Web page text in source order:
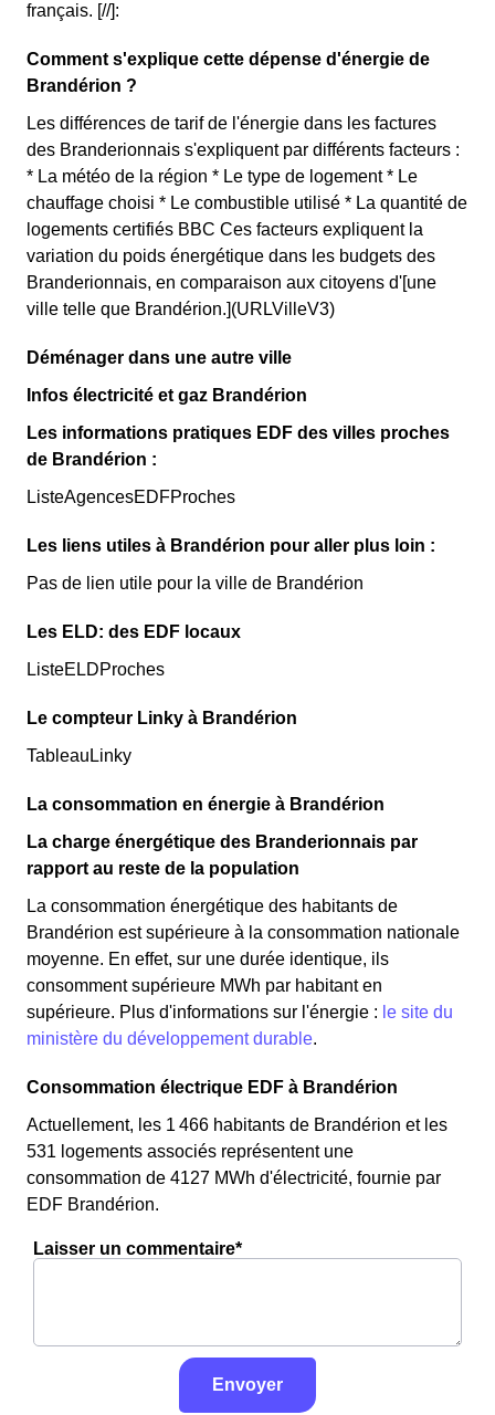
français. [//]:
Comment s'explique cette dépense d'énergie de
Brandérion ?
Les différences de tarif de l'énergie dans les factures
des Branderionnais s'expliquent par différents facteurs :
* La météo de la région * Le type de logement * Le
chauffage choisi * Le combustible utilisé * La quantité de
logements certifiés BBC Ces facteurs expliquent la
variation du poids énergétique dans les budgets des
Branderionnais, en comparaison aux citoyens d'[une
ville telle que Brandérion.](URLVilleV3)
Déménager dans une autre ville
Infos électricité et gaz Brandérion
Les informations pratiques EDF des villes proches
de Brandérion :
ListeAgencesEDFProches
Les liens utiles à Brandérion pour aller plus loin :
Pas de lien utile pour la ville de Brandérion
Les ELD: des EDF locaux
ListeELDProches
Le compteur Linky à Brandérion
TableauLinky
La consommation en énergie à Brandérion
La charge énergétique des Branderionnais par
rapport au reste de la population
La consommation énergétique des habitants de
Brandérion est supérieure à la consommation nationale
moyenne. En effet, sur une durée identique, ils
consomment supérieure MWh par habitant en
supérieure. Plus d'informations sur l'énergie : le site du
ministère du développement durable.
Consommation électrique EDF à Brandérion
Actuellement, les 1 466 habitants de Brandérion et les
531 logements associés représentent une
consommation de 4127 MWh d'électricité, fournie par
EDF Brandérion.
Laisser un commentaire*
Envoyer